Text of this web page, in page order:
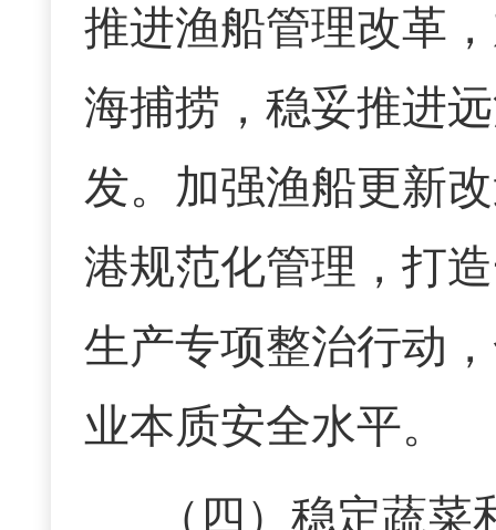
推进渔船管理改革
海捕捞，稳妥推进
发。加强渔船更新
港规范化管理，打
生产专项整治行动
业本质安全水平。
（四） 稳定蔬菜